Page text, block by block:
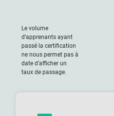
Le volume
d’apprenants ayant
passé la certification
ne nous permet pas à
date d’afficher un
taux de passage.